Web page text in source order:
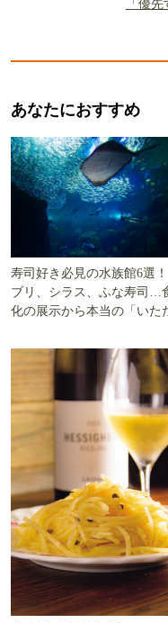
「優
あなたにおすすめ
寿司好き必見の水族館6選
ブリ、シラス、ふな寿司…
化の展示から本当の「いた